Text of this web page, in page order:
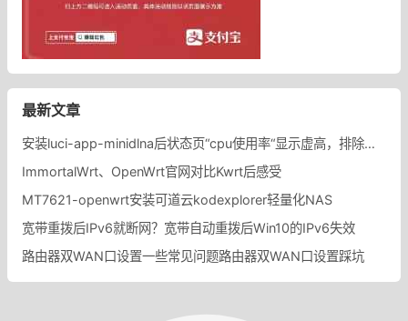
最新文章
安装luci-app-minidlna后状态页“cpu使用率“显示虚高，排除过程记录。
ImmortalWrt、OpenWrt官网对比Kwrt后感受
MT7621-openwrt安装可道云kodexplorer轻量化NAS
宽带重拨后IPv6就断网？宽带自动重拨后Win10的IPv6失效
路由器双WAN口设置一些常见问题路由器双WAN口设置踩坑